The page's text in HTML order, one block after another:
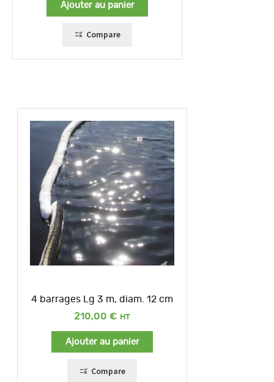
Ajouter au panier
Compare
4 barrages Lg 3 m, diam. 12 cm
210,00 €
Ajouter au panier
Compare